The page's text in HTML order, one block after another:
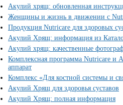
Акулий хрящ: обновленная
Женщины и жизнь в движении с
Продукция Nutricare для здоровых
Акулий Хрящ: информация из
Акулий хрящ: качественные
Комплексная программа Nutricare и
аппарат
Комплекс «Для костной системы и
Акулий Хрящ для здоровья суставов
Акулий Хрящ: полная информация